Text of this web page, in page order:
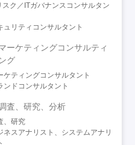
スク／ITガバナンスコンサルタン
ュリティコンサルタント
ーケティングコンサルティ
ング
ケティングコンサルタント
ンドコンサルタント
査、研究、分析
、研究
ネスアナリスト、システムアナリ